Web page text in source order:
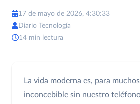
17 de mayo de 2026, 4:30:33
Diario Tecnología
14 min lectura
La vida moderna es, para
inconcebible sin nuestro